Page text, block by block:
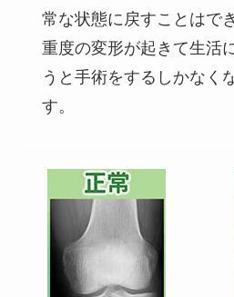
常な状態に戻すことはで
重度の変形が起きて生活
うと手術をするしかなく
す。